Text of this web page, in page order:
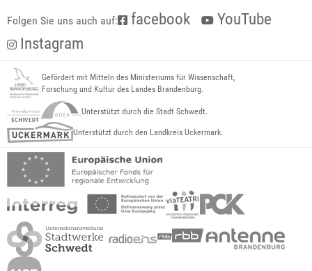
Folgen Sie uns auch auf: facebook
YouTube
Instagram
Gefördert mit Mitteln des Ministeriums für Wissenschaft,
Forschung und Kultur des Landes Brandenburg.
Unterstützt durch die Stadt Schwedt.
Unterstützt durch den Landkreis Uckermark.